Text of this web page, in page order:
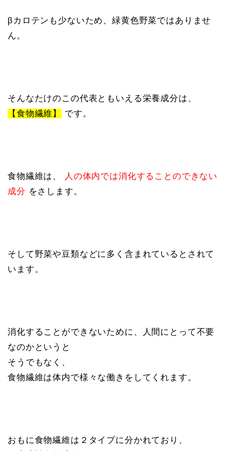
βカロテンも少ないため、緑黄色野菜ではありませ
ん。
そんなたけのこの代表ともいえる栄養成分は、
【食物繊維】
です。
食物繊維は、
人の体内では消化することのできない
成分 をさします。
そして野菜や豆類などに多く含まれているとされて
います。
消化することができないために、人間にとって不要
なのかというと
そうでもなく、
食物繊維は体内で様々な働きをしてくれます。
おもに食物繊維は２タイプに分かれており、